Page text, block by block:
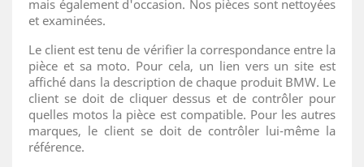
mais également d'occasion. Nos pièces sont nettoyées
et examinées.
Le client est tenu de vérifier la correspondance entre la
pièce et sa moto. Pour cela, un lien vers un site est
affiché dans la description de chaque produit BMW. Le
client se doit de cliquer dessus et de contrôler pour
quelles motos la pièce est compatible. Pour les autres
marques, le client se doit de contrôler lui-même la
référence.